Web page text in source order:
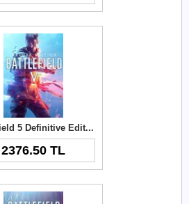
Battlefield 5 Definitive Edition Origin Key
2376.50 TL